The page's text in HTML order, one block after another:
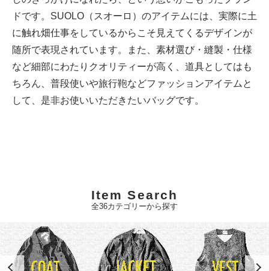
ドです。SUOLO（スオーロ）のアイテムには、実際に土
に触れ畑仕事をしているからこそ見えてくるデザインが
随所で表現されています。また、素材選び・縫製・仕様
など細部にわたりクオリティーが高く、道具としてはも
ちろん、普段使いや旅行鞄などファッションアイテムと
して、是非お使いいただきたいバッグです。
Item Search
全36カテゴリーから探す